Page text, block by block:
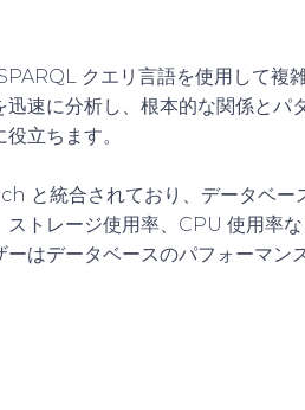
クエリ言語を使用して複
速に分析し、根本的な関係とパ
立ちます。
統合されており、データベー
トレージ使用率、CPU 使用率
はデータベースのパフォーマン